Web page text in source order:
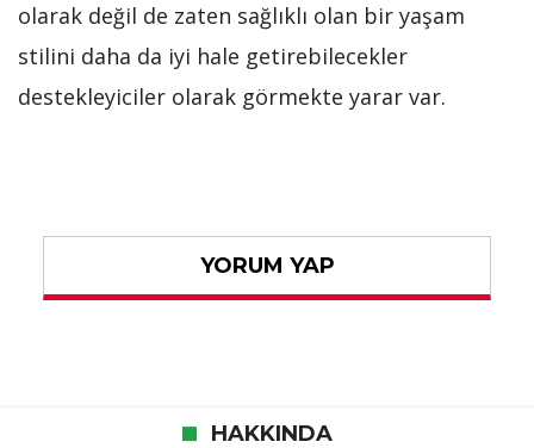
olarak değil de zaten sağlıklı olan bir yaşam
stilini daha da iyi hale getirebilecekler
destekleyiciler olarak görmekte yarar var.
YORUM YAP
HAKKINDA